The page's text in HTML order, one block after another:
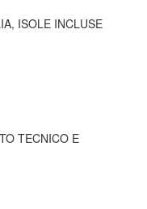
ISOLE INCLUSE
TECNICO E